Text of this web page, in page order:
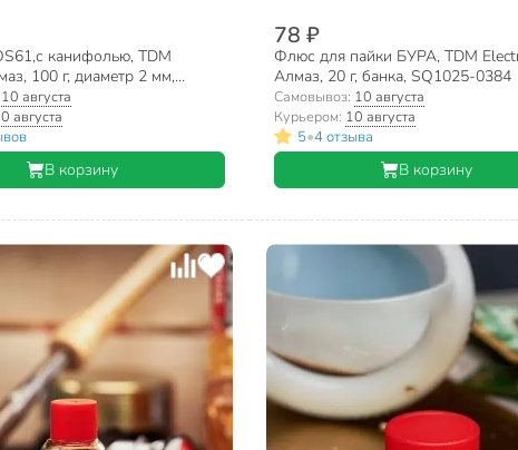
канифолью, TDM
100 г, диаметр 2 мм,
21931-76, SQ1025-03
10 августа
августа
В корзину
78 ₽
Флюс для пайки БУРА, TDM
Алмаз, 20 г, банка, SQ1025-0384
Самовывоз: 10 августа
Курьером: 10 августа
5•4 отзыва
В корзину